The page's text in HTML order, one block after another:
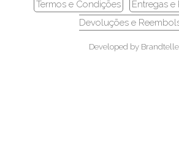
Termos e Condições Entregas e
Devoluções e
Developed by